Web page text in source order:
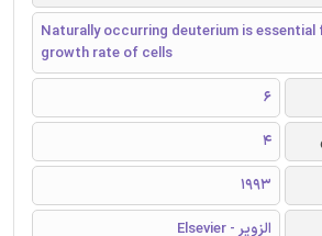
Naturally occurring deuterium is
growth rate of cells
6
4
1993
الزویر - Elsevier